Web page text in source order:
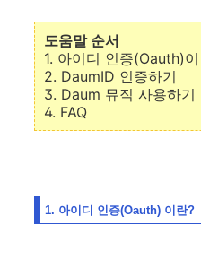
도움말 순서
1. 아이디 인증(Oauth)
2. DaumID 인증하기
3. Daum 뮤직 사용하기
4. FAQ
1. 아이디 인증(Oauth) 이란?